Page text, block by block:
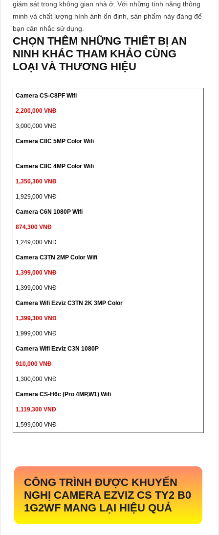
giám sát trong không gian nhà ở. Với những tính năng thông
minh và chất lượng hình ảnh ổn định, sản phẩm này đáng để
bạn cân nhắc sử dụng.
CHỌN THÊM NHỮNG THIẾT BỊ AN
NINH KHÁC THAM KHẢO CÙNG
LOẠI VÀ THƯƠNG HIỆU
Camera CS-C8PF Wifi
2,200,000 VNĐ
3,000,000 VNĐ
Camera C8C 5MP Color Wifi
Camera C8C 4MP Color Wifi
1,350,300 VNĐ
1,929,000 VNĐ
Camera C6N 1080P Wifi
874,300 VNĐ
1,249,000 VNĐ
Camera C3TN 2MP Color Wifi
1,399,000 VNĐ
1,399,000 VNĐ
Camera Wifi Ezviz C3TN 2K 3MP Color
1,399,300 VNĐ
1,999,000 VNĐ
Camera Wifi Ezviz C3N 1080P
910,000 VNĐ
1,300,000 VNĐ
Camera CS-H6c (Pro 4MP,W1) Wifi
1,119,300 VNĐ
1,599,000 VNĐ
CÔNG TRÌNH ĐƯỢC KHUYẾN
NGHỊ CAMERA EZVIZ CS TY2 B0
1G2WF MANG LẠI HIỆU QUẢ